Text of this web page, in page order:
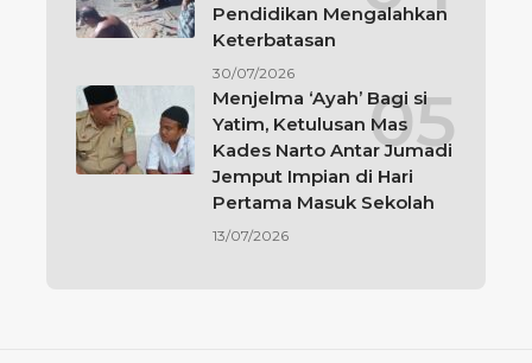
Pendidikan Mengalahkan
Keterbatasan
30/07/2026
Menjelma ‘Ayah’ Bagi si
Yatim, Ketulusan Mas
Kades Narto Antar Jumadi
Jemput Impian di Hari
Pertama Masuk Sekolah
13/07/2026